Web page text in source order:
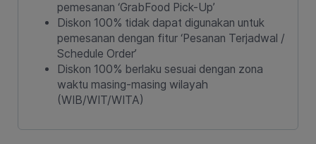
pemesanan ‘GrabFood Pick-Up’
Diskon 100% tidak dapat digunakan untuk
pemesanan dengan fitur ‘Pesanan Terjadwal /
Schedule Order’
Diskon 100% berlaku sesuai dengan zona
waktu masing-masing wilayah
(WIB/WIT/WITA)